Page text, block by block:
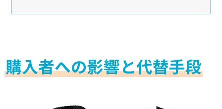
購入者への影響と代替手段